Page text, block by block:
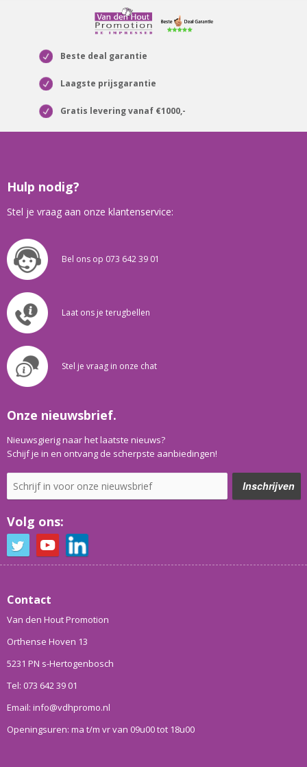
Beste deal garantie
Laagste prijsgarantie
Gratis levering vanaf €1000,-
Hulp nodig?
Stel je vraag aan onze klantenservice:
Bel ons op 073 642 39 01
Laat ons je terugbellen
Stel je vraag in onze chat
Onze nieuwsbrief.
Nieuwsgierig naar het laatste nieuws?
Schijf je in en ontvang de scherpste aanbiedingen!
Volg ons:
Contact
Van den Hout Promotion
Orthense Hoven 13
5231 PN s-Hertogenbosch
Tel: 073 642 39 01
Email: info@vdhpromo.nl
Openingsuren: ma t/m vr van 09u00 tot 18u00